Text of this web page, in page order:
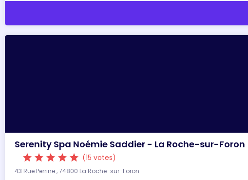
Serenity Spa Noémie Saddier - La Roche-sur-Foron
star star star star star (15 votes)
43 Rue Perrine , 74800 La Roche-sur-Foron